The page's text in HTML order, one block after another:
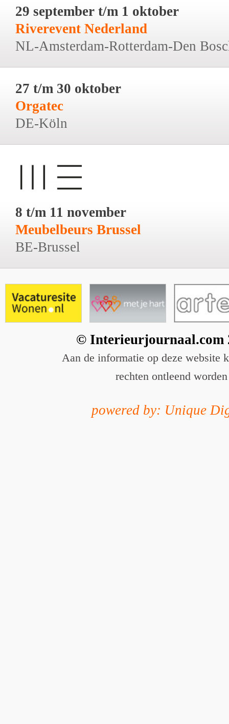
29 september t/m 1 oktober
Riverevent Nederland
NL-Amsterdam-Rotterdam-Den
27 t/m 30 oktober
Orgatec
DE-Köln
8 t/m 11 november
Meubelbeurs Brussel
BE-Brussel
© Interieurjournaal.com
Aan de informatie op deze website
rechten ontleend worden
powered by: Unique